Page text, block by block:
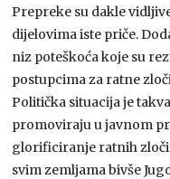
Prepreke su dakle
dijelovima iste priče.
niz poteškoća koje su
postupcima za ratne
Politička situacija je
promoviraju u javnom
glorificiranje ratnih
svim zemljama bivše